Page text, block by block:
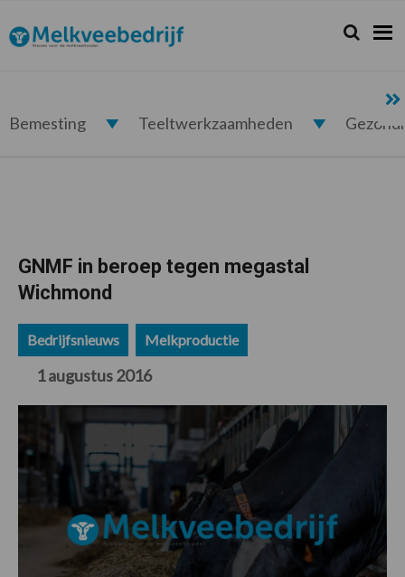
de
hoofdnavigatie
de
hoofd
de
eerste
de
voettekst
Melkveebedrijf.nl Zoeken...
Zoek
Bemesting Teeltwerkzaamheden
GNMF in beroep tegen megastal
Wichmond
Bedrijfsnieuws Melkproductie
1 augustus 2016